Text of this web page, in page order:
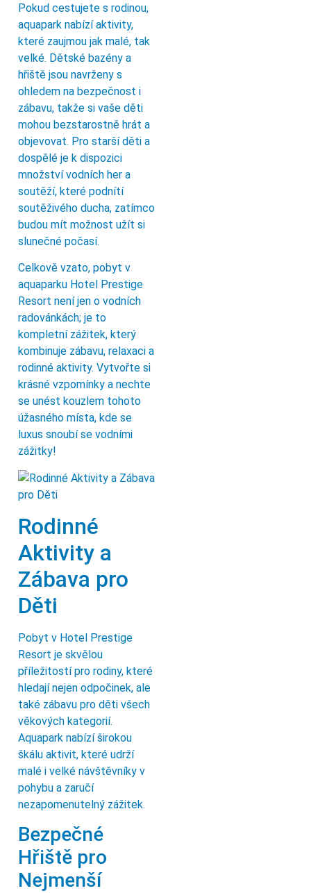
Pokud cestujete s rodinou,
aquapark nabízí aktivity,
které zaujmou jak malé, tak
velké. Dětské bazény a
hřiště jsou navrženy s
ohledem na bezpečnost i
zábavu, takže si vaše děti
mohou bezstarostně hrát a
objevovat. Pro starší děti a
dospělé je k dispozici
množství vodních her a
soutěží, které podnítí
soutěživého ducha, zatímco
budou mít možnost užít si
slunečné počasí.
Celkově vzato, pobyt v
aquaparku Hotel Prestige
Resort není jen o vodních
radovánkách; je to
kompletní zážitek, který
kombinuje zábavu, relaxaci a
rodinné aktivity. Vytvořte si
krásné vzpomínky a nechte
se unést kouzlem tohoto
úžasného místa, kde se
luxus snoubí se vodními
zážitky!
Rodinné
Aktivity a
Zábava pro
Děti
Pobyt v Hotel Prestige
Resort je skvělou
příležitostí pro rodiny, které
hledají nejen odpočinek, ale
také zábavu pro děti všech
věkových kategorií.
Aquapark nabízí širokou
škálu aktivit, které udrží
malé i velké návštěvníky v
pohybu a zaručí
nezapomenutelný zážitek.
Bezpečné
Hřiště pro
Nejmenší